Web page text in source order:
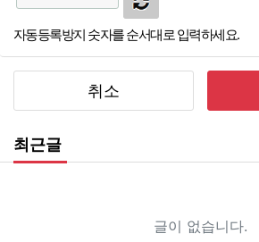
자동등록방지 숫자를 순서대로 입력하세요.
취소
최근글
글이 없습니다.